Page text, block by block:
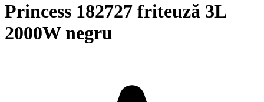
Princess 182727 friteuză 3L
2000W negru